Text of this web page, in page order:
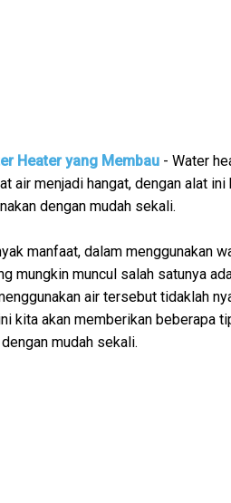
Heater yang Membau - Water
air menjadi hangat, dengan alat
dengan mudah sekali.
manfaat, dalam menggunakan
mungkin muncul salah satunya
air tersebut tidaklah
kita akan memberikan beberapa
mudah sekali.